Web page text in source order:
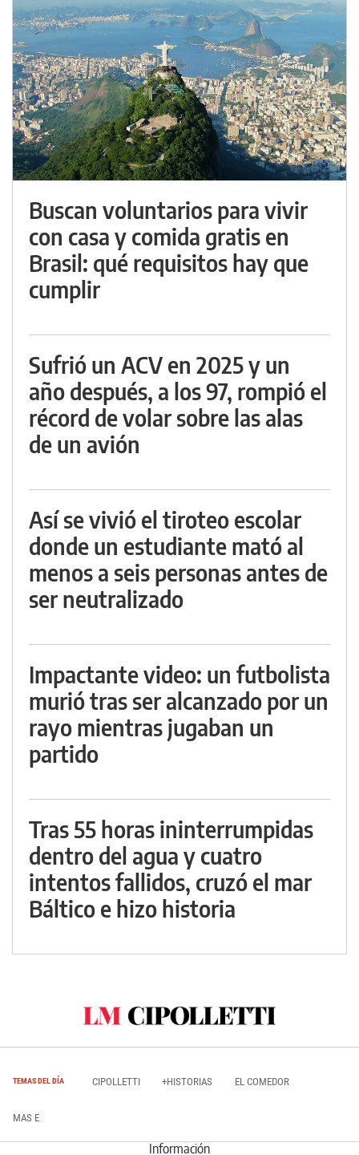
Buscan voluntarios para vivir
con casa y comida gratis en
Brasil: qué requisitos hay que
cumplir
Sufrió un ACV en 2025 y un
año después, a los 97, rompió el
récord de volar sobre las alas
de un avión
Así se vivió el tiroteo escolar
donde un estudiante mató al
menos a seis personas antes de
ser neutralizado
Impactante video: un futbolista
murió tras ser alcanzado por un
rayo mientras jugaban un
partido
Tras 55 horas ininterrumpidas
dentro del agua y cuatro
intentos fallidos, cruzó el mar
Báltico e hizo historia
TEMAS DEL DÍA CIPOLLETTI +HISTORIAS EL COMEDOR
MAS E
Información